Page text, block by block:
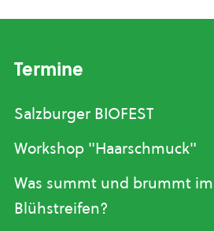
Termine
Salzburger BIOFEST
Workshop "Haarschmuck"
Was summt und brummt im
Blühstreifen?